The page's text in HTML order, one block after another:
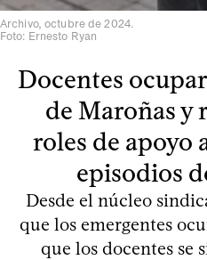
Archivo, octubre de 2024.
Foto: Ernesto Ryan
Docentes
de Maroñas y
roles de apoyo
episodios
Desde el núcleo
que los emergentes
que los docentes se